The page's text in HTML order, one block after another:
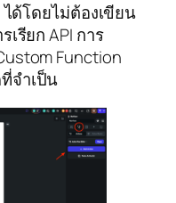
ด้โดยไม่ต้องเขียน
รียก API การ
Function
จำเป็น